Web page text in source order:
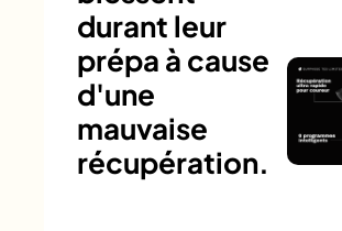
durant leur
prépa à cause
d'une
mauvaise
récupération.